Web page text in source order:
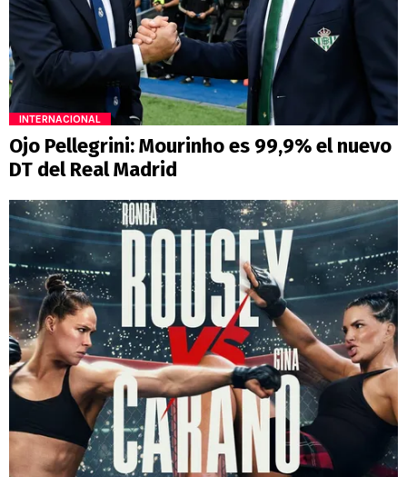
INTERNACIONAL
Ojo Pellegrini: Mourinho es 99,9% el nuevo
DT del Real Madrid